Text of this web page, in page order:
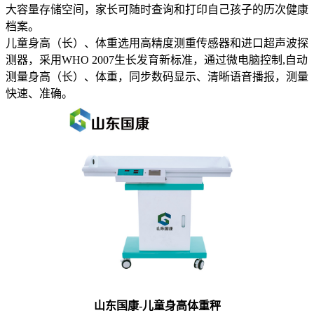
大容量存储空间，家长可随时查询和打印自己孩子的历次健康
档案。
儿童身高（长）、体重选用高精度测重传感器和进口超声波探
测器，采用WHO 2007生长发育新标准，通过微电脑控制,自动
测量身高（长）、体重，同步数码显示、清晰语音播报，测量
快速、准确。
山东国康-儿童身高体重秤